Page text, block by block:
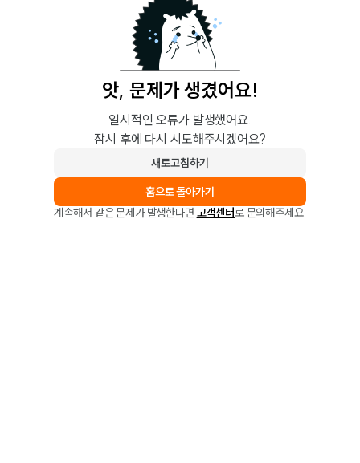
앗, 문제가 생겼어요!
일시적인 오류가 발생했어요.
잠시 후에 다시 시도해주시겠어요?
새로고침하기
홈으로 돌아가기
계속해서 같은 문제가 발생한다면 고객센터로 문의해주세요.